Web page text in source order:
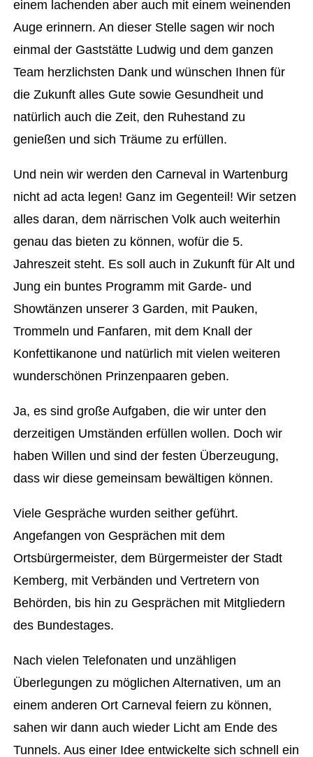
einem lachenden aber auch mit einem weinenden
Auge erinnern. An dieser Stelle sagen wir noch
einmal der Gaststätte Ludwig und dem ganzen
Team herzlichsten Dank und wünschen Ihnen für
die Zukunft alles Gute sowie Gesundheit und
natürlich auch die Zeit, den Ruhestand zu
genießen und sich Träume zu erfüllen.
Und nein wir werden den Carneval in Wartenburg
nicht ad acta legen! Ganz im Gegenteil! Wir setzen
alles daran, dem närrischen Volk auch weiterhin
genau das bieten zu können, wofür die 5.
Jahreszeit steht. Es soll auch in Zukunft für Alt und
Jung ein buntes Programm mit Garde- und
Showtänzen unserer 3 Garden, mit Pauken,
Trommeln und Fanfaren, mit dem Knall der
Konfettikanone und natürlich mit vielen weiteren
wunderschönen Prinzenpaaren geben.
Ja, es sind große Aufgaben, die wir unter den
derzeitigen Umständen erfüllen wollen. Doch wir
haben Willen und sind der festen Überzeugung,
dass wir diese gemeinsam bewältigen können.
Viele Gespräche wurden seither geführt.
Angefangen von Gesprächen mit dem
Ortsbürgermeister, dem Bürgermeister der Stadt
Kemberg, mit Verbänden und Vertretern von
Behörden, bis hin zu Gesprächen mit Mitgliedern
des Bundestages.
Nach vielen Telefonaten und unzähligen
Überlegungen zu möglichen Alternativen, um an
einem anderen Ort Carneval feiern zu können,
sahen wir dann auch wieder Licht am Ende des
Tunnels. Aus einer Idee entwickelte sich schnell ein